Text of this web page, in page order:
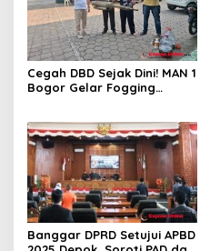
Cegah DBD Sejak Dini! MAN 1
Bogor Gelar Fogging
Banggar DPRD Setujui APBD